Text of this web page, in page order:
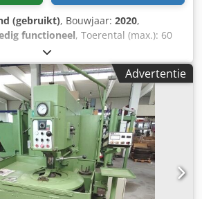
(gebruikt), Bouwjaar: 2020,
functioneel, Toerental (max.): 60
apparaat (B x D x H): 1.775 x 1.720 x
kW Opgenomen vermogen: 9.400 W
400 V, 50/60 Hz Gewicht (kg): ca.
binnendiameter: Ø 480 mm
25 A, traag Inhoud afvalreservoir
l Geschikte afmeting slijpschijf: Ø
rolbeugels: 3 Djdpfxszmf Rlo Ab
Advertentie